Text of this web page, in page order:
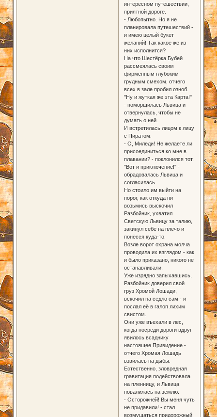
интересном путешествии,
приятной дороге.
- Любопытно. Но я не
планировала путешествий -
и имею целый букет
желаний! Так какое же из
них исполнится?
На что Шестёрка Бубей
рассмеялась своим
фирменным глубоким
грудным смехом, отчего
всех в зале пробил озноб.
"Ну и жуткая же эта Карта!"
- поморщилась Львица и
отвернулась, чтобы не
думать о ней.
И встретилась лицом к лицу
с Пиратом.
- О, Миледи! Не желаете ли
присоединиться ко мне в
плавании? - поклонился тот.
"Вот и приключение!" -
обрадовалась Львица и
согласилась.
Но стоило им выйти на
порог, как откуда ни
возьмись выскочил
Разбойник, ухватил
Светскую Львицу за талию,
закинул себе на плечо и
понёсся куда-то.
Возле ворот охрана молча
проводила их взглядом - как
и было приказано, никого не
останавливали.
Уже изрядно запыхавшись,
Разбойник доверил свой
груз Хромой Лошади,
вскочил на седло сам - и
послал её в галоп лихим
свистом.
Они уже въехали в лес,
когда посреди дороги вдруг
явилось всаднику
настоящее Привидение -
отчего Хромая Лошадь
взвилась на дыбы.
Естественно, зловредная
гравитация подействовала
на пленницу, и Львица
повалилась на землю.
- Осторожней! Вы меня чуть
не придавили! - стал
возмущаться придорожный